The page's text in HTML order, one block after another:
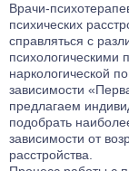
Лечение
Лечение
Лечение
Лечение
Лечение
Врачи-
психических
справляться с
наркологической
зависимости
предлагаем
подобрать
зависимости от
расстройства.